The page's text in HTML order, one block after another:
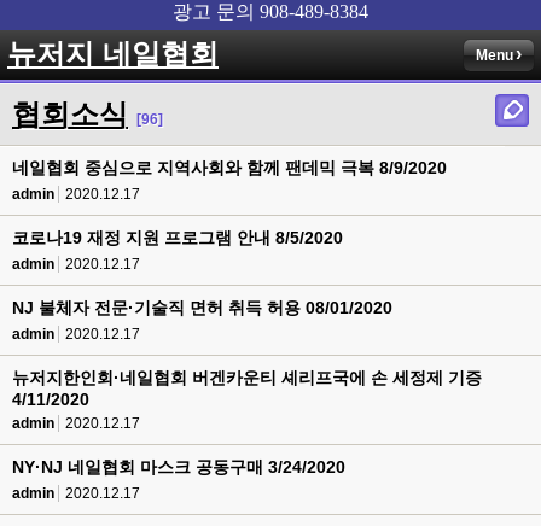
뉴저지 네일협회 Menu
협회소식 [96]
네일협회 중심으로 지역사회와 함께 팬데믹 극복 8/9/2020
admin 2020.12.17
코로나19 재정 지원 프로그램 안내 8/5/2020
admin 2020.12.17
NJ 불체자 전문·기술직 면허 취득 허용 08/01/2020
admin 2020.12.17
뉴저지한인회·네일협회 버겐카운티 셰리프국에 손 세정제 기증
4/11/2020
admin 2020.12.17
NY·NJ 네일협회 마스크 공동구매 3/24/2020
admin 2020.12.17